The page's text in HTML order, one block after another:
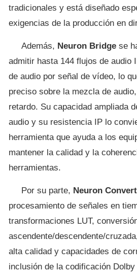
tradicionales y está diseñado
exigencias de la producción en
Además, Neuron Bridge se
admitir hasta 144 flujos de audio
de audio por señal de vídeo, lo
preciso sobre la mezcla de
retardo. Su capacidad ampliada
audio y su resistencia IP lo
herramienta que ayuda a los
mantener la calidad y la
herramientas.
Por su parte, Neuron Convert
procesamiento de señales en
transformaciones LUT,
ascendente/descendente/
alta calidad y capacidades de
inclusión de la codificación Dolby